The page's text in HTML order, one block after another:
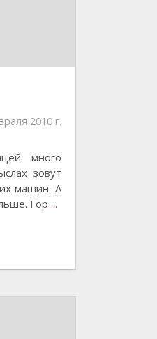
2010 г.
много
зовут
машин. А
Гор ...